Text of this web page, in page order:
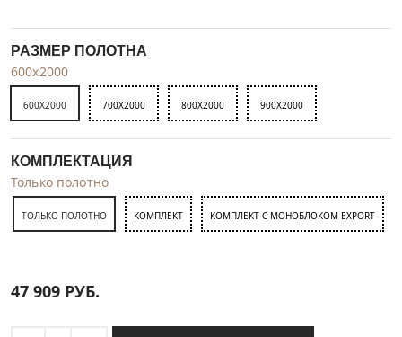
РАЗМЕР ПОЛОТНА
600x2000
600X2000 700X2000 800X2000 900X2000
КОМПЛЕКТАЦИЯ
Только полотно
ТОЛЬКО ПОЛОТНО КОМПЛЕКТ КОМПЛЕКТ С МОНОБЛОКОМ EXPORT
47 909 РУБ.